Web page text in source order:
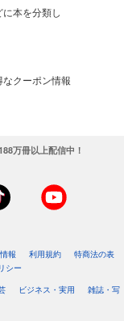
本を分類し
クーポン情報
万冊以上配信中！
報 利用規約
特商法の表
シー
ビジネス・実用
雑誌・写